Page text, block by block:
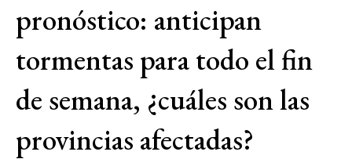
pronóstico: anticipan
tormentas para todo el fin
de semana, ¿cuáles son las
provincias afectadas?